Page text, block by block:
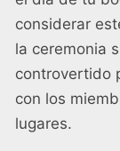
considerar
la ceremonia
controvertido
con los
lugares.